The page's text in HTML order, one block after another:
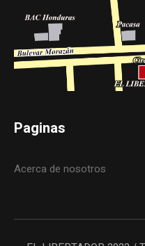
Paginas
Acerca de nosotros